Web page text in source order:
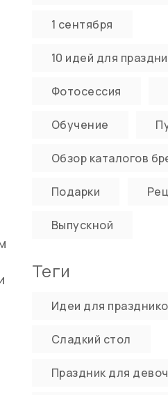
1 сентября
10 идей для
Фотосессия
Обучение
Обзор каталогов
Подарки
Выпускной
Теги
Идеи для
Сладкий стол
Праздник для